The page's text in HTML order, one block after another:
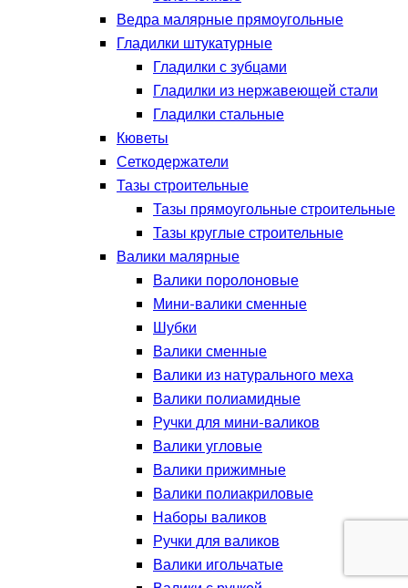
Ведра малярные прямоугольные
Гладилки штукатурные
Гладилки с зубцами
Гладилки из нержавеющей стали
Гладилки стальные
Кюветы
Сеткодержатели
Тазы строительные
Тазы прямоугольные строительные
Тазы круглые строительные
Валики малярные
Валики поролоновые
Мини-валики сменные
Шубки
Валики сменные
Валики из натурального меха
Валики полиамидные
Ручки для мини-валиков
Валики угловые
Валики прижимные
Валики полиакриловые
Наборы валиков
Ручки для валиков
Валики игольчатые